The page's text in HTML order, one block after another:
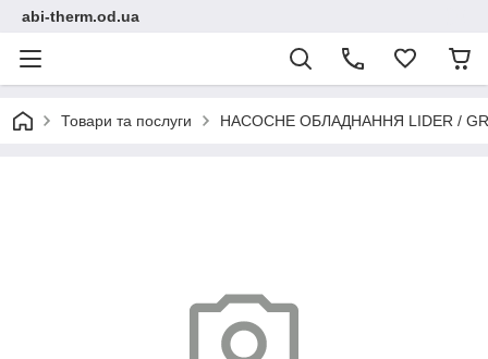
abi-therm.od.ua
Товари та послуги НАСОСНЕ ОБЛАДНАННЯ LIDER /